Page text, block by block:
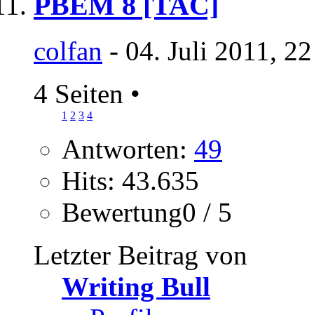
colfan - 04. Juli 2011,
4 Seiten •
1 2 3 4
Antworten: 49
Hits: 43.635
Bewertung0 / 5
Letzter Beitrag von
Writing Bull